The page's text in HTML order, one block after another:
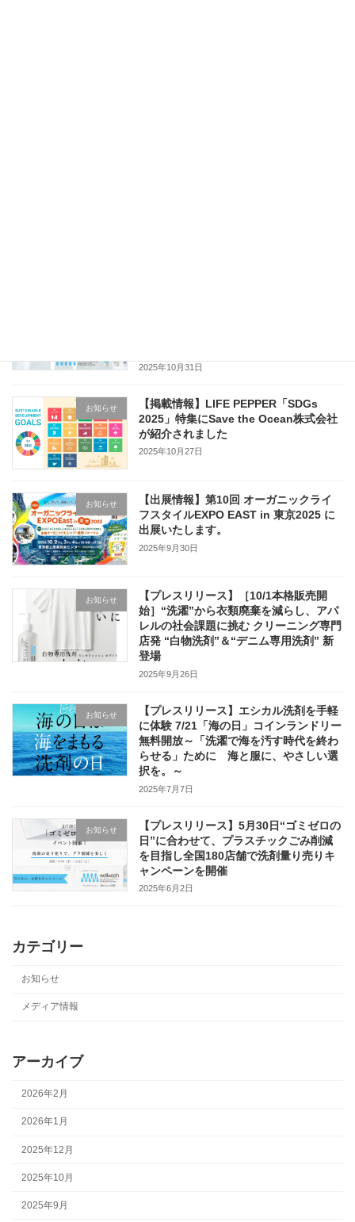
2025年10月31日
お知らせ
【掲載情報】LIFE PEPPER「SDGs
2025」特集にSave the Ocean株式会社
が紹介されました
2025年10月27日
お知らせ
【出展情報】第10回 オーガニックライ
フスタイルEXPO EAST in 東京2025 に
出展いたします。
2025年9月30日
お知らせ
【プレスリリース】［10/1本格販売開
始］“洗濯”から衣類廃棄を減らし、アパ
レルの社会課題に挑む クリーニング専門
店発 “白物洗剤”＆“デニム専用洗剤” 新
登場
2025年9月26日
お知らせ
【プレスリリース】エシカル洗剤を手軽
に体験 7/21「海の日」コインランドリー
無料開放～「洗濯で海を汚す時代を終わ
らせる」ために 海と服に、やさしい選
択を。～
2025年7月7日
お知らせ
【プレスリリース】5月30日“ゴミゼロの
日”に合わせて、プラスチックごみ削減
を目指し全国180店舗で洗剤量り売りキ
ャンペーンを開催
2025年6月2日
カテゴリー
お知らせ
メディア情報
アーカイブ
2026年2月
2026年1月
2025年12月
2025年10月
2025年9月